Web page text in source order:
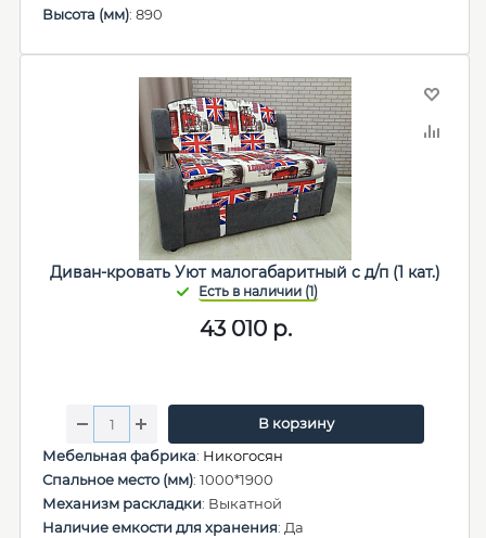
Высота (мм): 890
Диван-кровать Уют малогабаритный с д/п (1 кат.)
43 010р.
В корзину
Мебельная фабрика: Никогосян
Спальное место (мм): 1000*1900
Механизм раскладки: Выкатной
Наличие емкости для хранения: Да